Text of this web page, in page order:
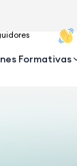
Formativas